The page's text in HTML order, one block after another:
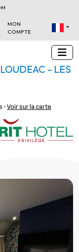
MON
COMPTE
- LES
- Voir sur la carte